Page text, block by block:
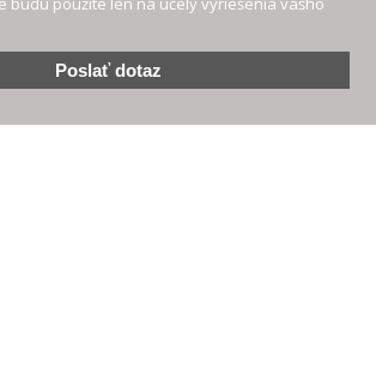
Poslať dotaz